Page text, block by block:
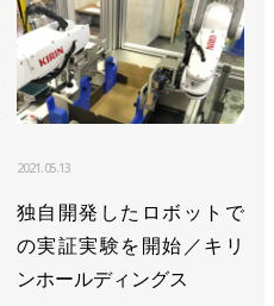
2021.05.13
独自開発したロボットで
の実証実験を開始／キリ
ンホールディングス